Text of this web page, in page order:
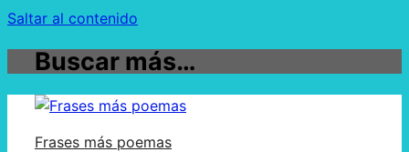
Saltar al contenido
Buscar más…
Frases más poemas